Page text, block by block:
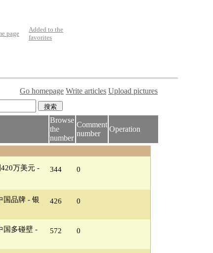
page
Added to the
favorites
Go homepage Write articles Upload pictures
Browse
the
number
Comment
number
Operation
万美元 -
344 0
国品牌 - 银
426 0
国多碰壁 -
572 0